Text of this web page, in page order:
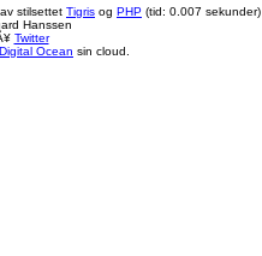
stilsettet Tigris og PHP (tid: 0.007 sekunder)
Hanssen
Twitter
Digital Ocean sin cloud.